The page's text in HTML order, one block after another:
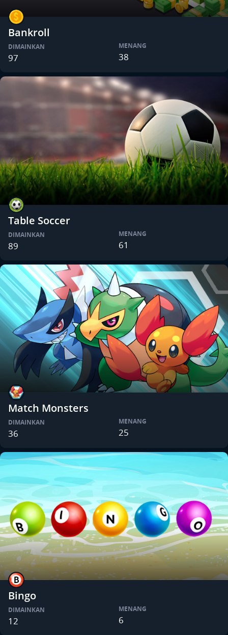
Bankroll
DIMAINKAN
97
MENANG
38
Table Soccer
DIMAINKAN
89
MENANG
61
Match Monsters
DIMAINKAN
36
MENANG
25
Bingo
DIMAINKAN
12
MENANG
6